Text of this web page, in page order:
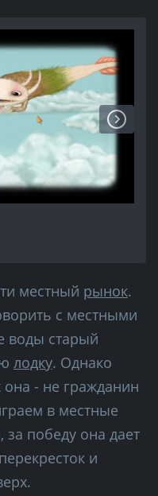
местный рынок.
с местными
воды старый
лодку. Однако
она - не гражданин
в местные
за победу она дает
и